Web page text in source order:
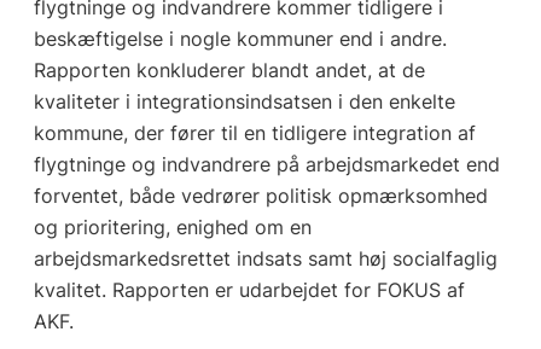
flygtninge og indvandrere kommer tidligere i
beskæftigelse i nogle kommuner end i andre.
Rapporten konkluderer blandt andet, at de
kvaliteter i integrationsindsatsen i den enkelte
kommune, der fører til en tidligere integration af
flygtninge og indvandrere på arbejdsmarkedet end
forventet, både vedrører politisk opmærksomhed
og prioritering, enighed om en
arbejdsmarkedsrettet indsats samt høj socialfaglig
kvalitet. Rapporten er udarbejdet for FOKUS af
AKF.